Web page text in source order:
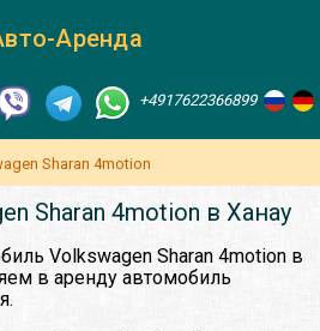
Аренда
+4917622366899
Sharan 4motion
Sharan 4motion в Ханау
Volkswagen Sharan 4motion в
в аренду автомобиль